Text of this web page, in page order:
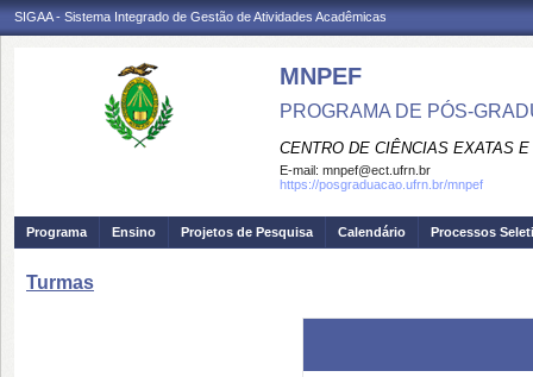
SIGAA - Sistema Integrado de Gestão de Atividades Acadêmicas
MNPEF
PROGRAMA DE PÓS-
CENTRO DE CIÊNCIAS EXATAS
E-mail: mnpef@ect.ufrn.br
https://posgraduacao.ufrn.br/mnpef
Programa Ensino Projetos de Pesquisa Calendário Processos
Turmas